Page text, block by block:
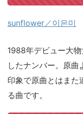
sunflower／이은미
1988年デビュー大
したナンバー。原
印象で原曲とはまた
る曲です。